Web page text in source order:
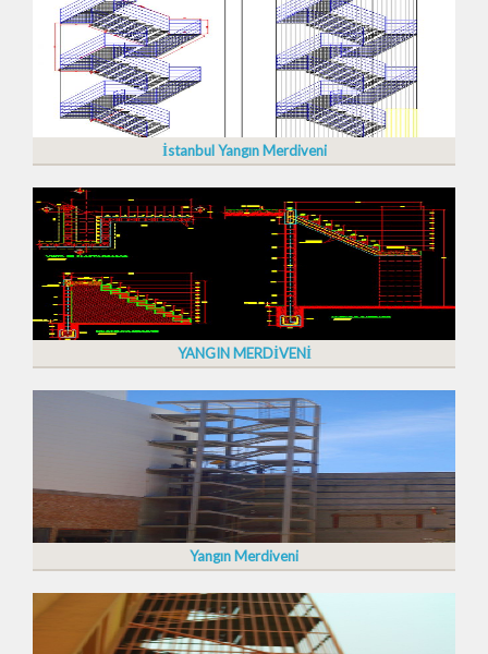
İstanbul Yangın Merdiveni
YANGIN MERDİVENİ
Yangın Merdiveni